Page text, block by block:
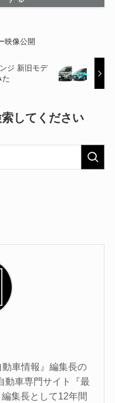
映像公開
ジ 新旧モデ
た
してください
車情報』編集長の
動車専門サイト『最
集長として12年間